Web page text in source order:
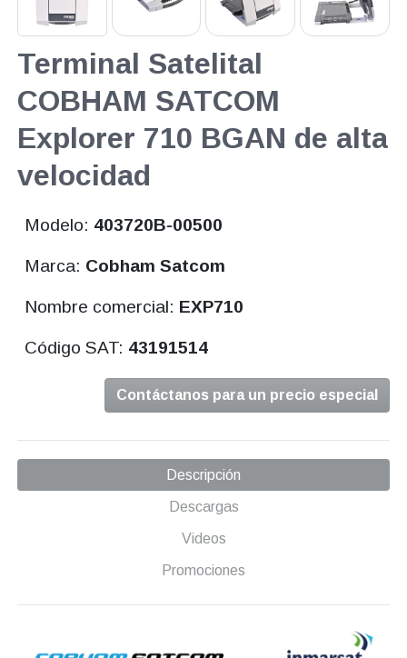
Terminal Satelital
COBHAM SATCOM
Explorer 710 BGAN de alta
velocidad
Modelo: 403720B-00500
Marca: Cobham Satcom
Nombre comercial: EXP710
Código SAT: 43191514
Contáctanos para un precio especial
Descripción
Descargas
Videos
Promociones